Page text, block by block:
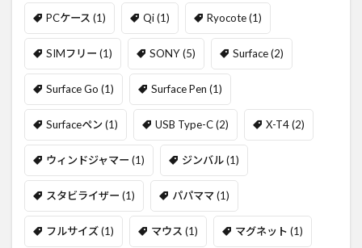
PCケース (1) Qi(1) Ryocote(1)
SIMフリー (1) SONY(5) Surface(2)
Surface Go (1) Surface Pen (1)
Surfaceペン(1) USB Type-C(2) X-T4(2)
ウィンドジャマー (1) ジンバル(1)
スタビライザー (1) パパママ(1)
フルサイズ(1) マウス (1) マグネット (1)